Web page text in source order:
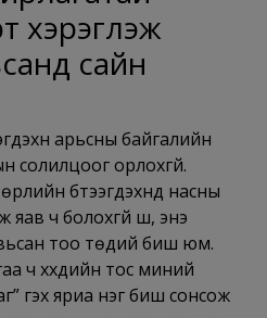
хэрэглэж
сайн
арьсны байгалийн
солилцоог орлохгүй.
бүтээгдэхүүнд насны
ч болохгүй шүү, энэ
тоо төдий биш юм.
ч хүүхдийн тос миний
гэх яриа нэг биш сонсож